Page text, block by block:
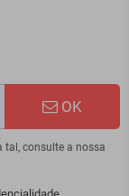
OK
tal, consulte a nossa